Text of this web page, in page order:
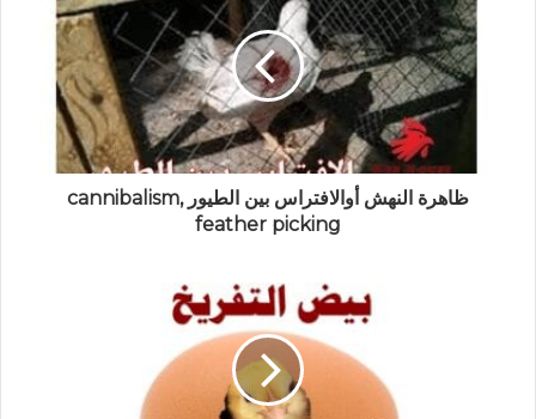
ظاهرة النهش أوالافتراس بين الطيور cannibalism,
feather picking